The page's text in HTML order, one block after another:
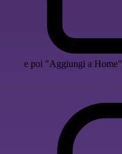
e poi "Aggiungi a Home"